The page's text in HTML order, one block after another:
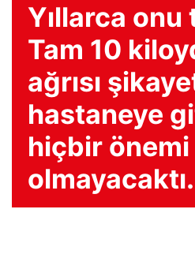
Yıllarca onu
Tam 10
ağrısı
hastaneye
hiçbir önemi
olmayacaktı.